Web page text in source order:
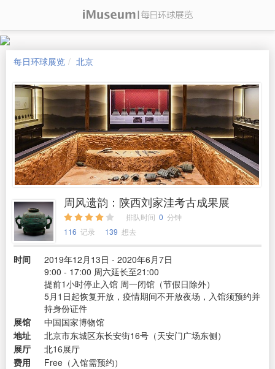
每日环球展览 北京
周风遗韵：陕西刘家洼考古成果展
排队时间 0 分钟
116 记录 139 想去
时间
2019年12月13日 - 2020年6月7日
9:00 - 17:00 周六延长至21:00
提前1小时停止入馆 周一闭馆（节假日除外）
5月1日起恢复开放，疫情期间不开放夜场，入馆须预约并
持身份证件
展馆
中国国家博物馆
地址
北京市东城区东长安街16号（天安门广场东侧）
展厅
北16展厅
费用
Free（入馆需预约）